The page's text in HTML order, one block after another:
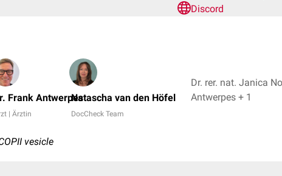
Discord
Frank Antwerpes
| Ärztin
Natascha van den Höfel
DocCheck Team
Dr. rer. nat. Janica
Antwerpes + 1
vesicle